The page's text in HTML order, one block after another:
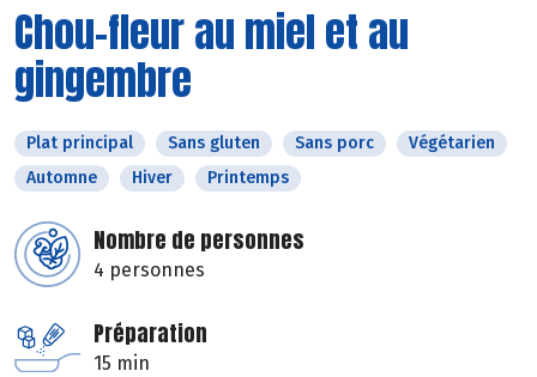
Chou-fleur au miel et au
gingembre
Plat principal Sans gluten Sans porc
Végétarien
Automne
Hiver Printemps
Nombre de personnes
4 personnes
Préparation
15 min